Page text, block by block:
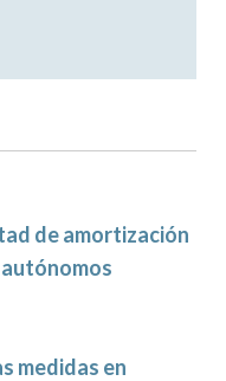
de amortización
autónomos
medidas en